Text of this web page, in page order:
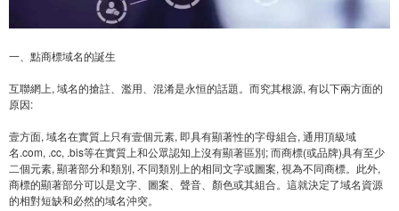
一、點商標域名的誕生
互聯網上, 域名的搶註、濫用、混淆是永恒的話題。而究其根源, 有以下兩方面的
原因:
壹方面, 域名在實質上只有壹個元素, 即具有顯著性的字母組合, 通用頂級域
名.com, .cc, .bis等在實質上和公眾認知上沒有顯著區別; 而商標(或品牌)具有至少
二個元素, 顯著部分和類別, 不同類別上的相同文字或圖案, 視為不同商標。此外,
商標的顯著部分可以是文字、圖案、聲音、顏色或其組合。這就決定了域名資源
的相對短缺和必然的域名沖突。